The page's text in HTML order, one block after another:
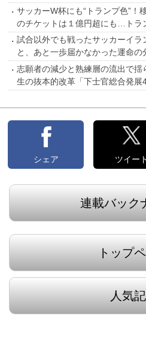
サッカーW杯にも“トランプ色”！
のチケットは１億円超にも…トラ
試合以外でも戦ったサッカーイ
と、あと一歩届かなかった運命の
志願者の減少と熟練層の流出で
生の抜本的改革「下士官総合発展
シェア ツイート
連載バック
トップ
人気